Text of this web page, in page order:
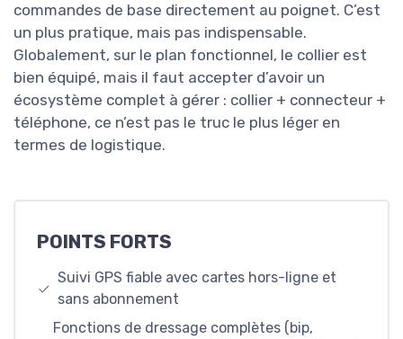
commandes de base directement au poignet. C’est
un plus pratique, mais pas indispensable.
Globalement, sur le plan fonctionnel, le collier est
bien équipé, mais il faut accepter d’avoir un
écosystème complet à gérer : collier + connecteur +
téléphone, ce n’est pas le truc le plus léger en
termes de logistique.
POINTS FORTS
Suivi GPS fiable avec cartes hors-ligne et
sans abonnement
Fonctions de dressage complètes (bip,